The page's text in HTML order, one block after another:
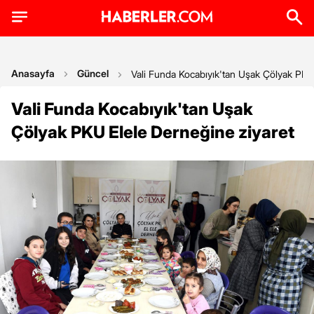
Anasayfa Güncel Vali Funda Kocabıyık'tan Uşak Çölyak
Vali Funda Kocabıyık'tan Uşak
Çölyak PKU Elele Derneğine ziyaret